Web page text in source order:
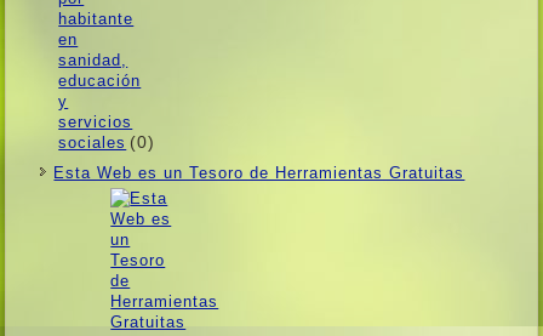
(0)
Esta Web es un Tesoro de Herramientas Gratuitas